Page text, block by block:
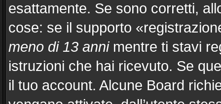
esattamente. Se sono corretti,
cose: se il supporto
meno di 13 annimentre ti stavi
istruzioni che hai ricevuto. Se
il tuo account. Alcune Board